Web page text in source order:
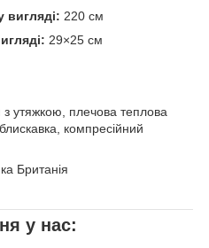
вигляді: 220 см
29×25 см
утяжкою, плечова теплова
компресійний
Британія
у нас: